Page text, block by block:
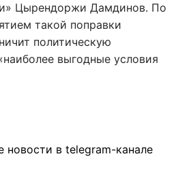
Цырендоржи Дамдинов. По
такой поправки
политическую
выгодные условия
новости в telegram-канале